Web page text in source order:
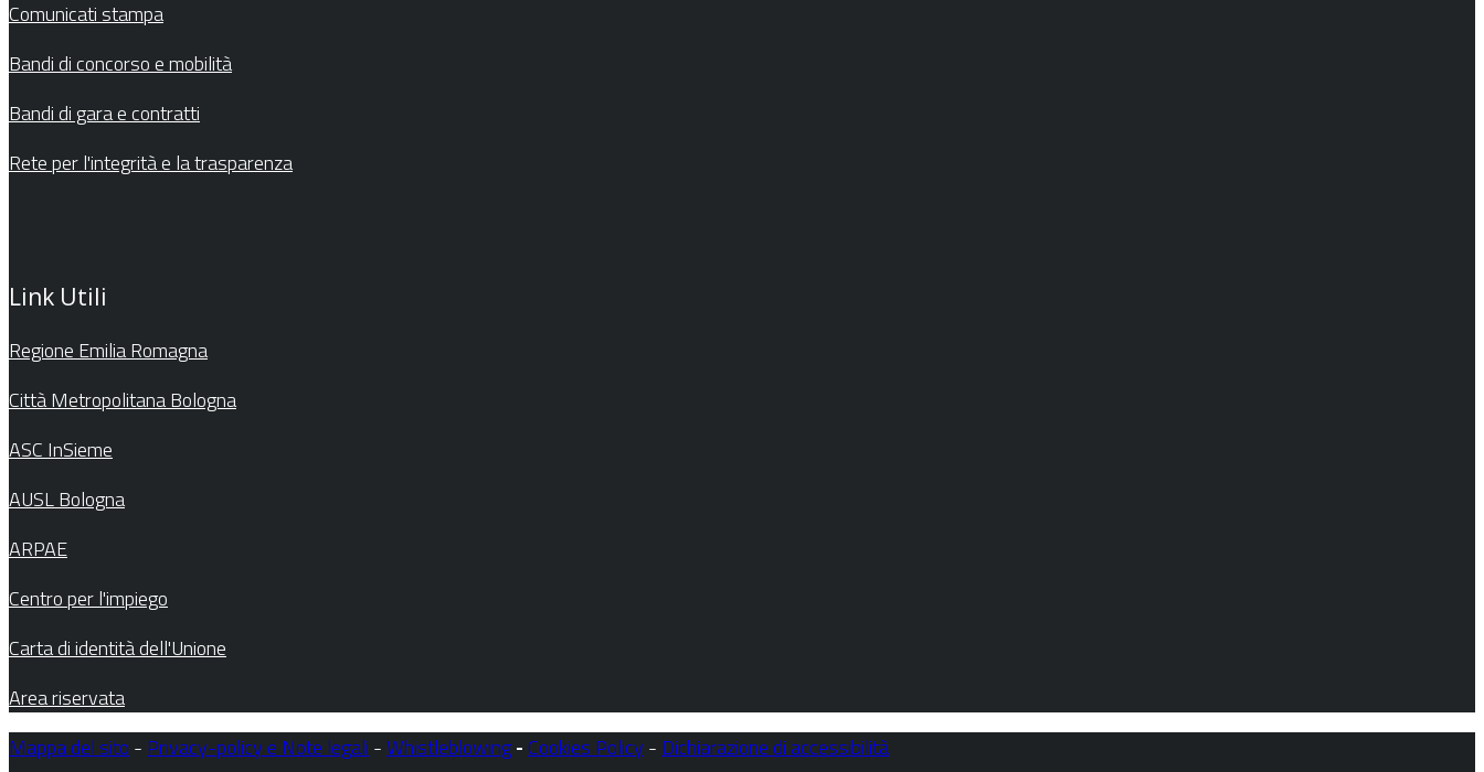
Comunicati stampa
Bandi di concorso e mobilità
Bandi di gara e contratti
Rete per l'integrità e la trasparenza
Link Utili
Regione Emilia Romagna
Città Metropolitana Bologna
ASC InSieme
AUSL Bologna
ARPAE
Centro per l'impiego
Carta di identità dell'Unione
Area riservata
Mappa del sito - Privacy-policy e Note legali -Whistleblowing-Cookies Policy - Dichiarazione di accessibilità